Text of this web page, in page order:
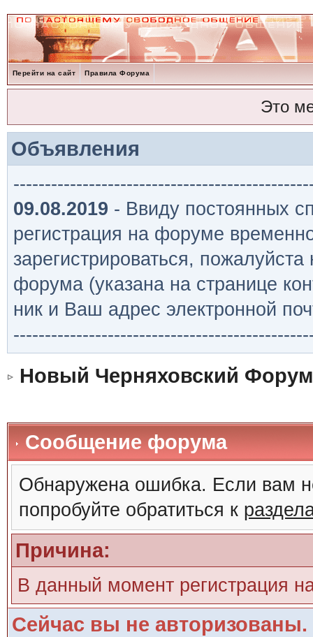
Перейти на сайт Правила Форума
Это
Объявления
09.08.2019 - Ввиду постоянных
регистрация на форуме
зарегистрироваться,
форума (указана на странице
ник и Ваш адрес электронной
Новый Черняховский Форум
Сообщение форума
Обнаружена ошибка. Если вам
попробуйте обратиться к
Причина:
В данный момент регистрация
Сейчас вы не авторизованы.